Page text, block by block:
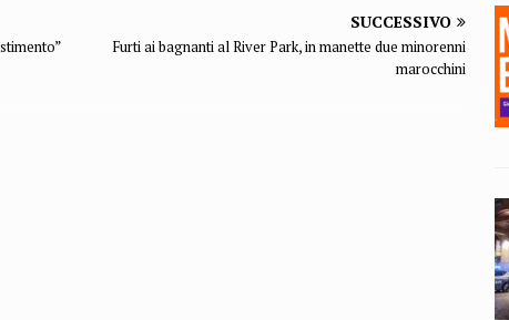
SUCCESSIVO
Furti ai bagnanti al River Park, in manette due minorenni
marocchini